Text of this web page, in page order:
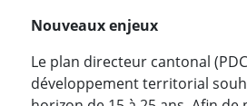
Nouveaux enjeux
Le plan directeur cantonal
développement territorial